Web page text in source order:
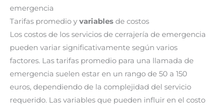
emergencia
Tarifas promedio y variables de costos
Los costos de los servicios de cerrajería de emergencia
pueden variar significativamente según varios
factores. Las tarifas promedio para una llamada de
emergencia suelen estar en un rango de 50 a 150
euros, dependiendo de la complejidad del servicio
requerido. Las variables que pueden influir en el costo